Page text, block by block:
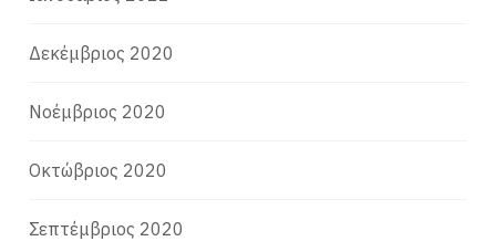
Δεκέμβριος 2020
Νοέμβριος 2020
Οκτώβριος 2020
Σεπτέμβριος 2020